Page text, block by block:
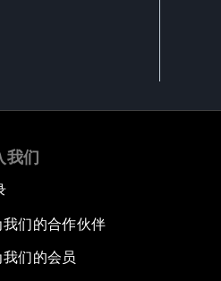
我们
我们的合作伙伴
我们的会员